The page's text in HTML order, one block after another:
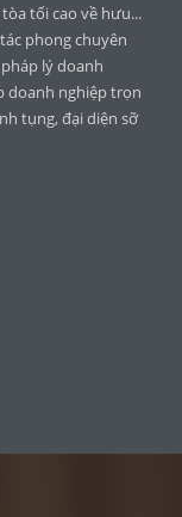
tối cao về hưu...
phong chuyên
lý doanh
doanh nghiệp trọn
tụng, đại diện sỡ